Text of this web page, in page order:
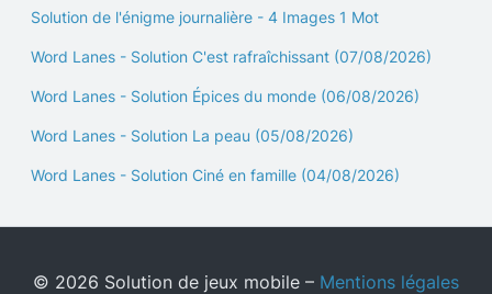
Solution de l'énigme journalière - 4 Images 1 Mot
Word Lanes - Solution C'est rafraîchissant (07/08/2026)
Word Lanes - Solution Épices du monde (06/08/2026)
Word Lanes - Solution La peau (05/08/2026)
Word Lanes - Solution Ciné en famille (04/08/2026)
© 2026 Solution de jeux mobile – Mentions légales